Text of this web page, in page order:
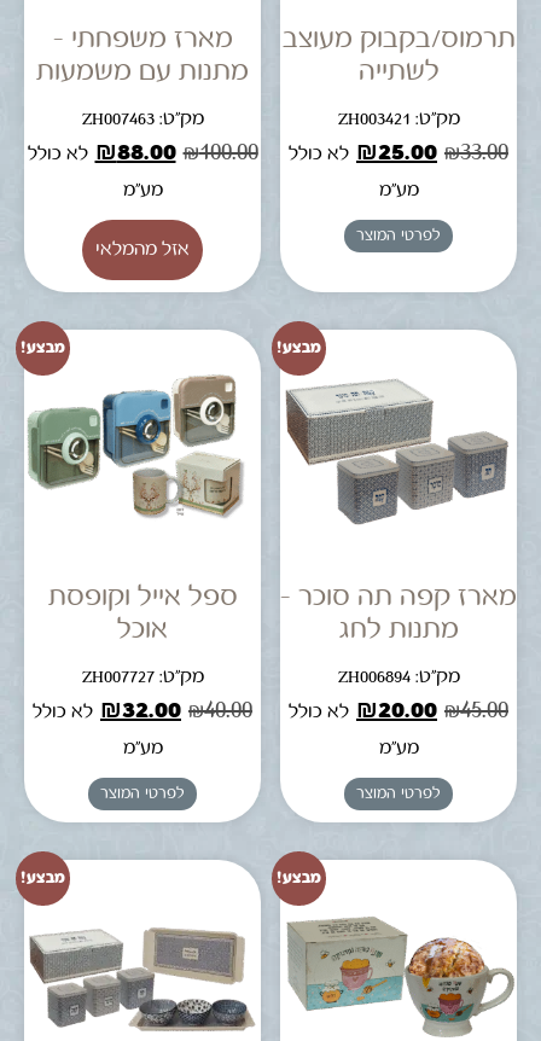
תרמוס/בקבוק מעוצב
לשתייה
מק"ט: ZH003421
₪33.00
₪25.00
לא כולל
מע"מ
לפרטי המוצר
מארז משפחתי –
מתנות עם משמעות
מק"ט: ZH007463
₪100.00
₪88.00
לא כולל
מע"מ
מבצע!
מארז קפה תה סוכר –
מתנות לחג
מק"ט: ZH006894
₪45.00
₪20.00
לא כולל
מע"מ
לפרטי המוצר
מבצע!
ספל אייל וקופסת
אוכל
מק"ט: ZH007727
₪40.00
₪32.00
לא כולל
מע"מ
לפרטי המוצר
מבצע! מבצע!